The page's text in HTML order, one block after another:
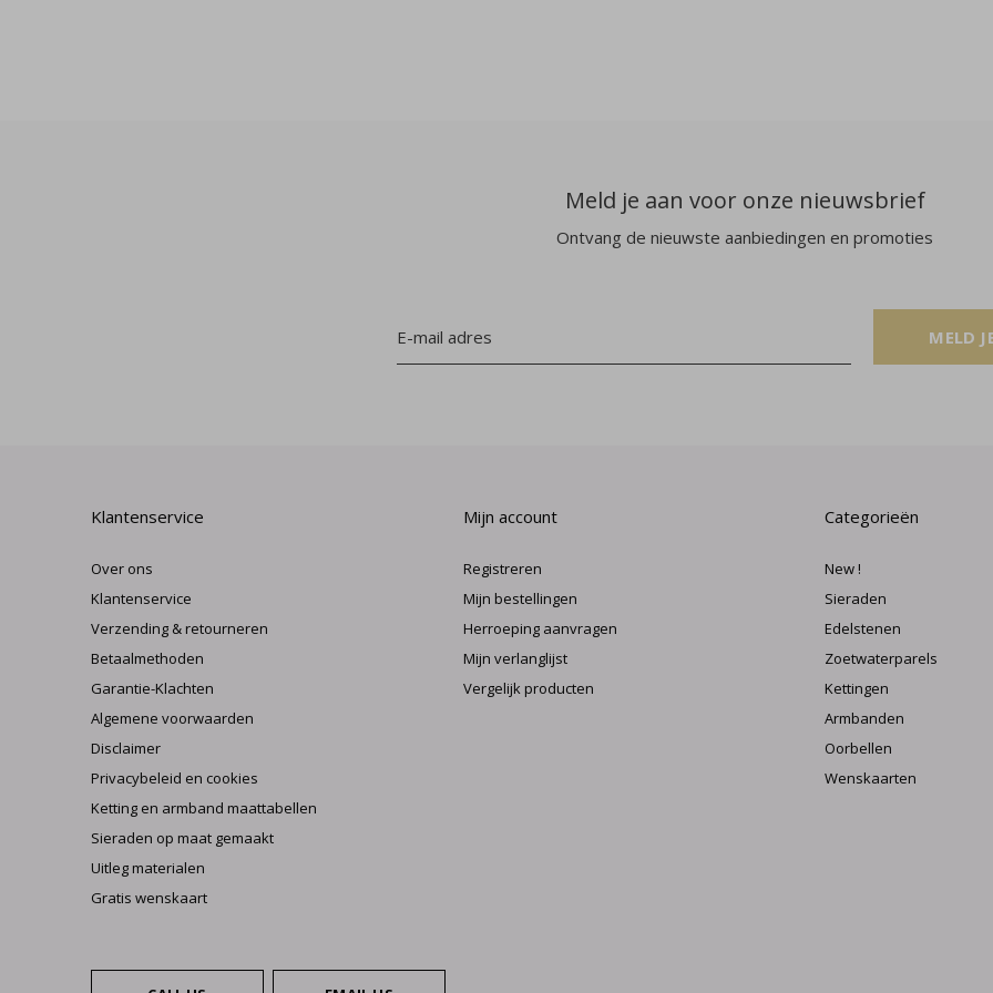
Meld je aan voor onze nieuwsbrief
Ontvang de nieuwste aanbiedingen en promoties
MELD
Klantenservice
Over ons
Klantenservice
Verzending & retourneren
Betaalmethoden
Garantie-Klachten
Algemene voorwaarden
Disclaimer
Privacybeleid en cookies
Ketting en armband maattabellen
Sieraden op maat gemaakt
Uitleg materialen
Gratis wenskaart
Mijn account
Registreren
Mijn bestellingen
Herroeping aanvragen
Mijn verlanglijst
Vergelijk producten
Categorieën
New !
Sieraden
Edelstenen
Zoetwaterparels
Kettingen
Armbanden
Oorbellen
Wenskaarten